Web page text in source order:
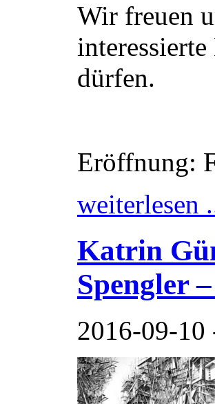
Wir freuen
dürfen.
Eröffnung:
weiterlesen
Katrin
Spengler
2016-09-10